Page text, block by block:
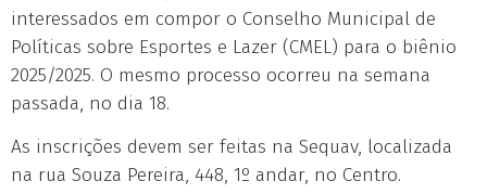
interessados em compor o Conselho Municipal de
Políticas sobre Esportes e Lazer (CMEL) para o biênio
2025/2025. O mesmo processo ocorreu na semana
passada, no dia 18.
As inscrições devem ser feitas na Sequav, localizada
na rua Souza Pereira, 448, 1º andar, no Centro.